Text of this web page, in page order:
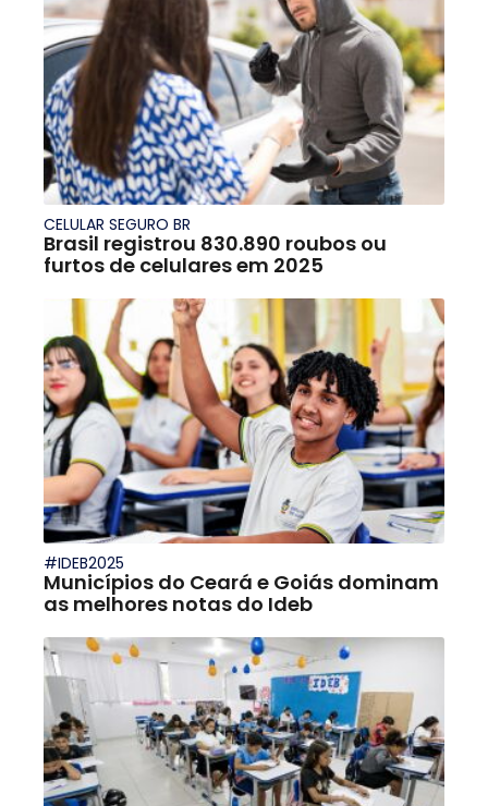
CELULAR SEGURO BR
Brasil registrou 830.890 roubos ou
furtos de celulares em 2025
#IDEB2025
Municípios do Ceará e Goiás dominam
as melhores notas do Ideb